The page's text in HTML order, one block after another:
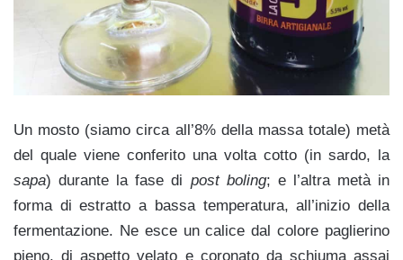
Un mosto (siamo circa all’8% della massa totale) metà
del quale viene conferito una volta cotto (in sardo, la
sapa) durante la fase di post boling; e l’altra metà in
forma di estratto a bassa temperatura, all’inizio della
fermentazione. Ne esce un calice dal colore paglierino
pieno, di aspetto velato e coronato da schiuma assai